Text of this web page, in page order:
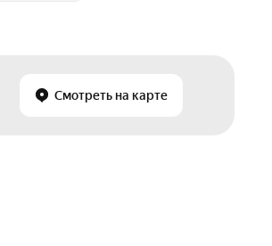
Смотреть на карте